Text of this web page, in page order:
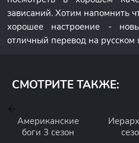
зависаний. Хотим напомнить
хорошее настроение -
отличный перевод на русском
СМОТРИТЕ ТАКЖЕ:
Американские
боги 3 сезон